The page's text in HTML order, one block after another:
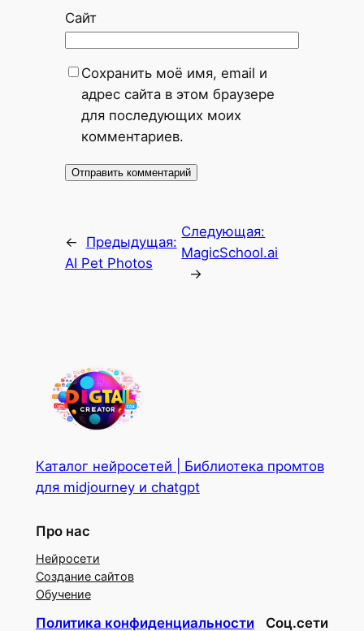
Сайт
Сохранить моё имя, email и
адрес сайта в этом браузере
для последующих моих
комментариев.
←
Предыдущая:
AI Pet Photos
Следующая:
MagicSchool.ai
→
Каталог нейросетей | Библиотека промтов
для midjourney и chatgpt
Про нас
Нейросети
Создание сайтов
Обучение
Политика конфиденциальности Соц.сети